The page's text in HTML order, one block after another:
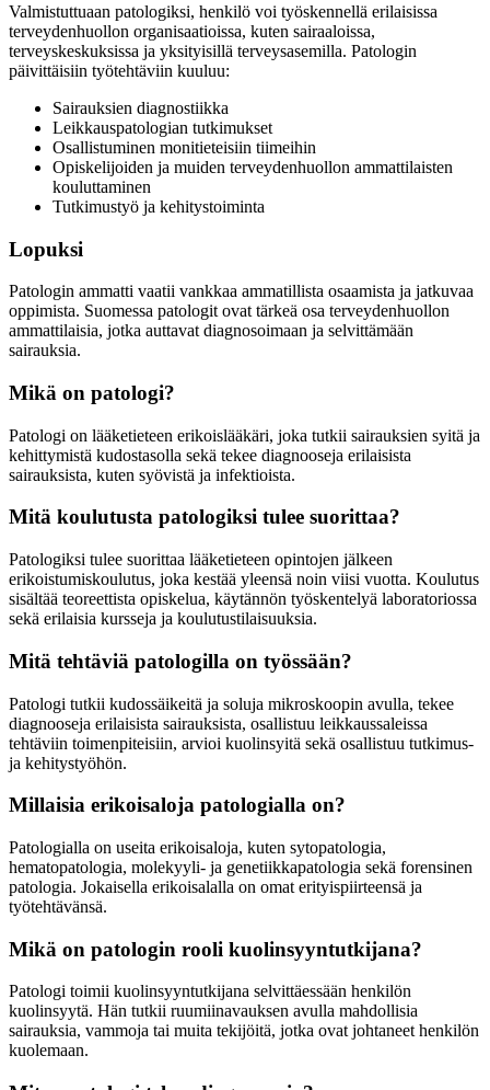
Valmistuttuaan patologiksi, henkilö voi työskennellä erilaisissa
terveydenhuollon organisaatioissa, kuten sairaaloissa,
terveyskeskuksissa ja yksityisillä terveysasemilla. Patologin
päivittäisiin työtehtäviin kuuluu:
Sairauksien diagnostiikka
Leikkauspatologian tutkimukset
Osallistuminen monitieteisiin tiimeihin
Opiskelijoiden ja muiden terveydenhuollon ammattilaisten
kouluttaminen
Tutkimustyö ja kehitystoiminta
Lopuksi
Patologin ammatti vaatii vankkaa ammatillista osaamista ja jatkuvaa
oppimista. Suomessa patologit ovat tärkeä osa terveydenhuollon
ammattilaisia, jotka auttavat diagnosoimaan ja selvittämään
sairauksia.
Mikä on patologi?
Patologi on lääketieteen erikoislääkäri, joka tutkii sairauksien syitä ja
kehittymistä kudostasolla sekä tekee diagnooseja erilaisista
sairauksista, kuten syövistä ja infektioista.
Mitä koulutusta patologiksi tulee suorittaa?
Patologiksi tulee suorittaa lääketieteen opintojen jälkeen
erikoistumiskoulutus, joka kestää yleensä noin viisi vuotta. Koulutus
sisältää teoreettista opiskelua, käytännön työskentelyä laboratoriossa
sekä erilaisia kursseja ja koulutustilaisuuksia.
Mitä tehtäviä patologilla on työssään?
Patologi tutkii kudossäikeitä ja soluja mikroskoopin avulla, tekee
diagnooseja erilaisista sairauksista, osallistuu leikkaussaleissa
tehtäviin toimenpiteisiin, arvioi kuolinsyitä sekä osallistuu tutkimus-
ja kehitystyöhön.
Millaisia erikoisaloja patologialla on?
Patologialla on useita erikoisaloja, kuten sytopatologia,
hematopatologia, molekyyli- ja genetiikkapatologia sekä forensinen
patologia. Jokaisella erikoisalalla on omat erityispiirteensä ja
työtehtävänsä.
Mikä on patologin rooli kuolinsyyntutkijana?
Patologi toimii kuolinsyyntutkijana selvittäessään henkilön
kuolinsyytä. Hän tutkii ruumiinavauksen avulla mahdollisia
sairauksia, vammoja tai muita tekijöitä, jotka ovat johtaneet henkilön
kuolemaan.